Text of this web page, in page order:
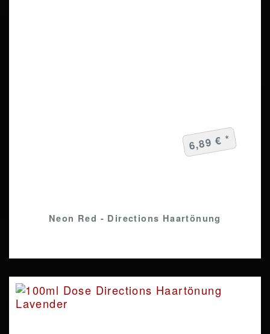
Neon Red - Directions Haartönung
6,89 € *